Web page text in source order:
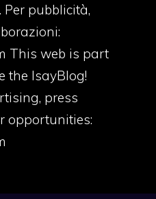
Per pubblicità,
This web is part
the IsayBlog!
press
opportunities: